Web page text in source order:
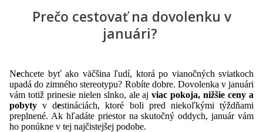
Prečo cestovať na dovolenku v
januári?
Nechcete byť ako väčšina ľudí, ktorá po vianočných sviatkoch
upadá do zimného stereotypu? Robíte dobre. Dovolenka v januári
vám totiž prinesie nielen slnko, ale ajviac pokoja, nižšie ceny a
pobyty v destináciách, ktoré boli pred niekoľkými týždňami
preplnené. Ak hľadáte priestor na skutočný oddych, január vám
ho ponúkne v tej najčistejšej podobe.